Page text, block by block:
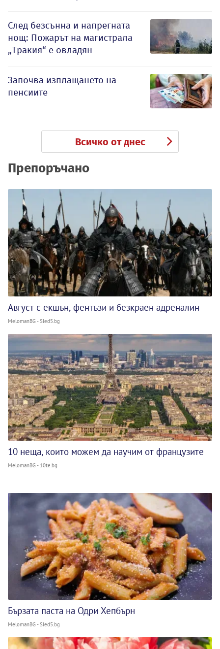
След безсънна и напрегната
нощ: Пожарът на магистрала
„Тракия“ е овладян
Започва изплащането на
пенсиите
Всичко от днес
Препоръчано
Август с екшън, фентъзи и безкраен адреналин
MelomanBG - Sled5.bg
10 неща, които можем да научим от французите
MelomanBG - 10te.bg
Бързата паста на Одри Хепбърн
MelomanBG - Sled5.bg